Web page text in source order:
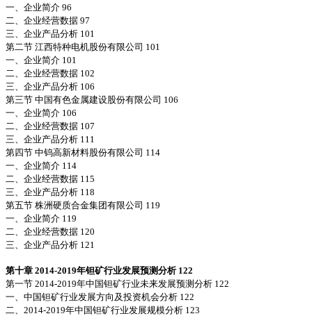
一、企业简介 96
二、企业经营数据 97
三、企业产品分析 101
第二节 江西特种电机股份有限公司 101
一、企业简介 101
二、企业经营数据 102
三、企业产品分析 106
第三节 中国有色金属建设股份有限公司 106
一、企业简介 106
二、企业经营数据 107
三、企业产品分析 111
第四节 中钨高新材料股份有限公司 114
一、企业简介 114
二、企业经营数据 115
三、企业产品分析 118
第五节 株洲硬质合金集团有限公司 119
一、企业简介 119
二、企业经营数据 120
三、企业产品分析 121
第十章 2014-2019年钽矿行业发展预测分析 122
第一节 2014-2019年中国钽矿行业未来发展预测分析 122
一、中国钽矿行业发展方向及投资机会分析 122
二、2014-2019年中国钽矿行业发展规模分析 123